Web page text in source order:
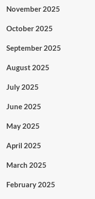
November 2025
October 2025
September 2025
August 2025
July 2025
June 2025
May 2025
April 2025
March 2025
February 2025